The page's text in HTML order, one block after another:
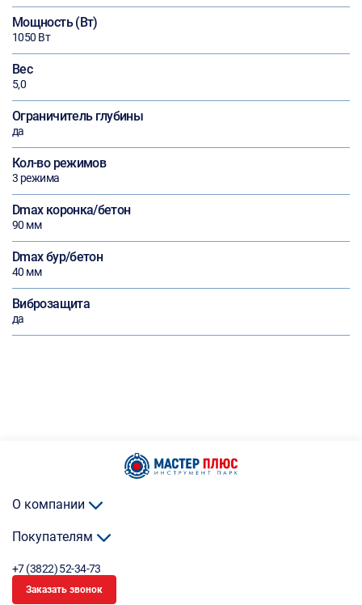
Мощность (Вт)
1050 Вт
Вес
5,0
Ограничитель глубины
да
Кол-во режимов
3 режима
Dmax коронка/бетон
90 мм
Dmax бур/бетон
40 мм
Виброзащита
да
О компании
Покупателям
+7 (3822) 52-34-73
Заказать звонок